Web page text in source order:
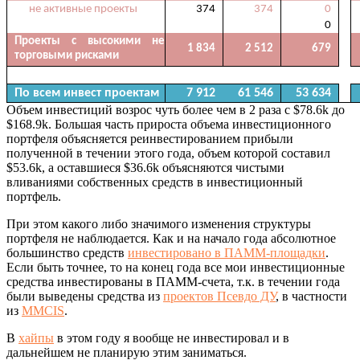
не активные проекты
374 374
0
0
Проекты с высокими не
торговыми рисками
1 834 2 512 679
По всем инвест проектам 7 912 61 546 53 634
Объем инвестиций возрос чуть более чем в 2 раза с $78.6k до
$168.9k. Большая часть прироста объема инвестиционного
портфеля объясняется реинвестированием прибыли
полученной в течении этого года, объем которой составил
$53.6k, а оставшиеся $36.6k объясняются чистыми
вливаниями собственных средств в инвестиционный
портфель.
При этом какого либо значимого изменения структуры
портфеля не наблюдается. Как и на начало года абсолютное
большинство средств инвестировано в ПАММ-площадки.
Если быть точнее, то на конец года все мои инвестиционные
средства инвестированы в ПАММ-счета, т.к. в течении года
были выведены средства из проектов Псевдо ДУ, в частности
из MMCIS.
В хайпы в этом году я вообще не инвестировал и в
дальнейшем не планирую этим заниматься.